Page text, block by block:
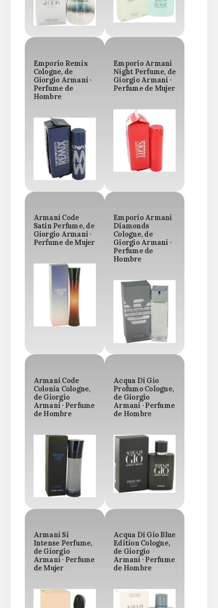
Emporio Remix
Cologne, de
Giorgio Armani ·
Perfume de
Hombre
Emporio Armani
Night Perfume, de
Giorgio Armani ·
Perfume de Mujer
Armani Code
Satin Perfume, de
Giorgio Armani ·
Perfume de Mujer
Emporio Armani
Diamonds
Cologne, de
Giorgio Armani ·
Perfume de
Hombre
Armani Code
Colonia Cologne,
de Giorgio
Armani · Perfume
de Hombre
Acqua Di Gio
Profumo Cologne,
de Giorgio
Armani · Perfume
de Hombre
Armani Si
Intense Perfume,
de Giorgio
Armani · Perfume
de Mujer
Acqua Di Gio Blue
Edition Cologne,
de Giorgio
Armani · Perfume
de Hombre